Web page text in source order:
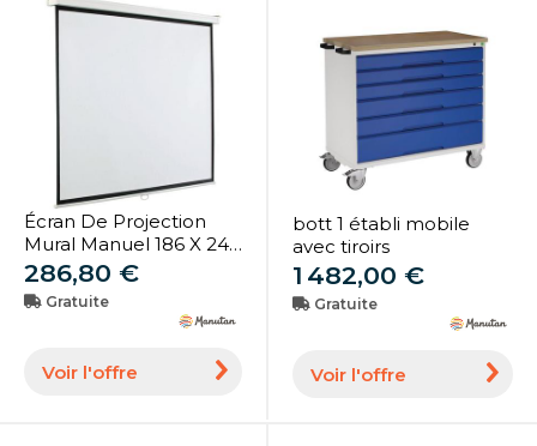
Écran De Projection
Mural Manuel 186 X 244
Cm - Smit Visual
286,80 €
Gratuite
Voir l'offre
bott 1 établi mobile
avec tiroirs
1 482,00 €
Gratuite
Voir l'offre